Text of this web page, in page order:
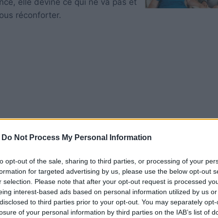
Do Not Process My Personal Information
opt-out of the sale, sharing to third parties, or processing of your
for targeted advertising by us, please use the below opt-out
selection. Please note that after your opt-out request is processed
interest-based ads based on personal information utilized by us
to third parties prior to your opt-out. You may separately
of your personal information by third parties on the IAB’s list of
elle devine ce qui ne va pas et
réconforter.
une conseillère et la voix de la raison pour ses
toujours ses enfants, ceux pour qui elle n’hésitera
C’est ainsi qu’elle marque sa présence dans